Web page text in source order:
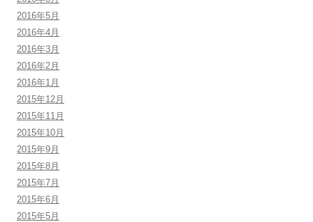
2016年5月
2016年4月
2016年3月
2016年2月
2016年1月
2015年12月
2015年11月
2015年10月
2015年9月
2015年8月
2015年7月
2015年6月
2015年5月